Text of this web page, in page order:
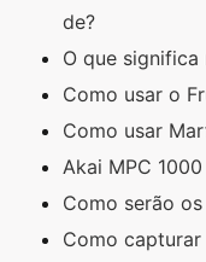
de?
O que
Como usar o
Como usar
Akai MPC
Como serão
Como